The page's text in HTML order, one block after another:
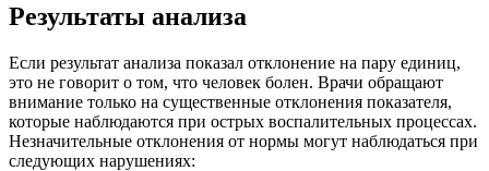
Результаты анализа
Если результат анализа показал отклонение на пару единиц,
это не говорит о том, что человек болен. Врачи обращают
внимание только на существенные отклонения показателя,
которые наблюдаются при острых воспалительных процессах.
Незначительные отклонения от нормы могут наблюдаться при
следующих нарушениях: